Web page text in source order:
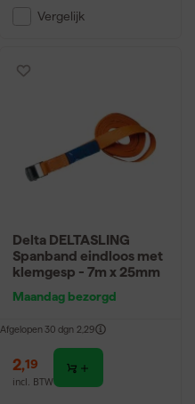
Vergelijk
Delta DELTASLING
Spanband eindloos met
klemgesp - 7m x 25mm
Maandag bezorgd
Afgelopen 30 dgn 2,29
2,19
incl. BTW